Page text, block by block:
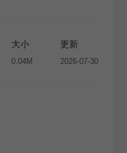
式的转让、出售或出租，未
载和分发，否则将接照我
大小
0.04M
更新
2026-07-30